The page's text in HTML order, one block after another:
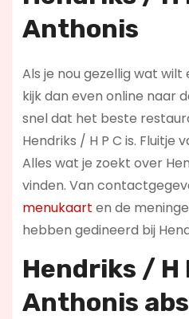
Anthonis
Als je nou gezellig wat wilt
kijk dan even online naar
snel dat het beste
Hendriks / H P C is. Fluitje
Alles wat je zoekt over
vinden. Van
menukaart en de
hebben gedineerd bij
Hendriks / H
Anthonis